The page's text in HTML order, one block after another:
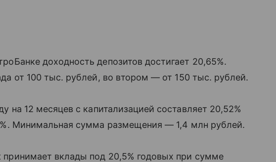
доходность депозитов достигает 20,65%.
от 100 тыс. рублей, во втором — от 150 тыс. рублей.
на 12 месяцев с капитализацией составляет 20,52%
Минимальная сумма размещения — 1,4 млн рублей.
вклады под 20,5% годовых при сумме